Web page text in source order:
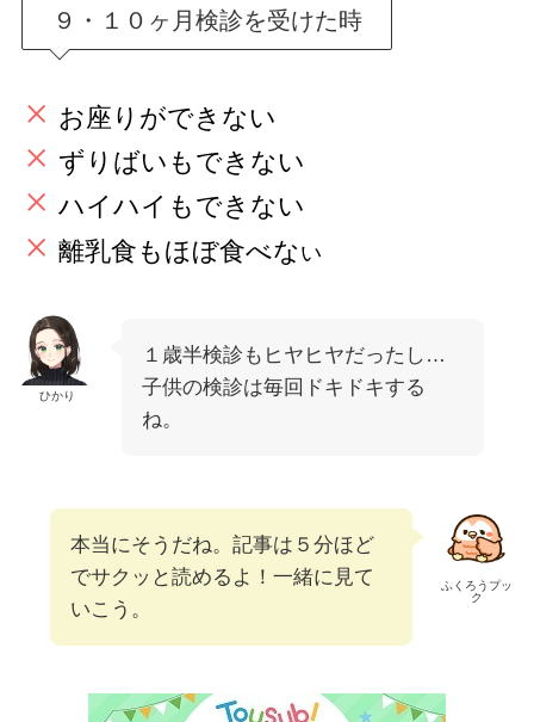
９・１０ヶ月検診を受けた時
お座りができない
ずりばいもできない
ハイハイもできない
離乳食もほぼ食べな い
ひかり
１歳半検診もヒヤヒヤだったし…
子供の検診は毎回ドキドキする
ね。
ふくろうプッ
ク
本当にそうだね。記事は５分ほど
でサクッと読めるよ！一緒に見て
いこう。